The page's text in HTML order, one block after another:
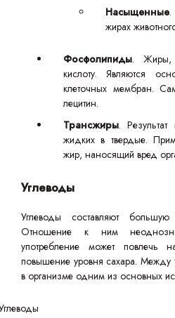
Насыщенные.
жирах
Фосфолипиды. Жиры,
кислоту. Являются
клеточных мембран.
лецитин.
Трансжиры.
жидких в твердые.
жир, наносящий вред
Углеводы
Углеводы составляют
Отношение к ним
употребление может повлечь
повышение уровня сахара. Между
в организме одним из основных